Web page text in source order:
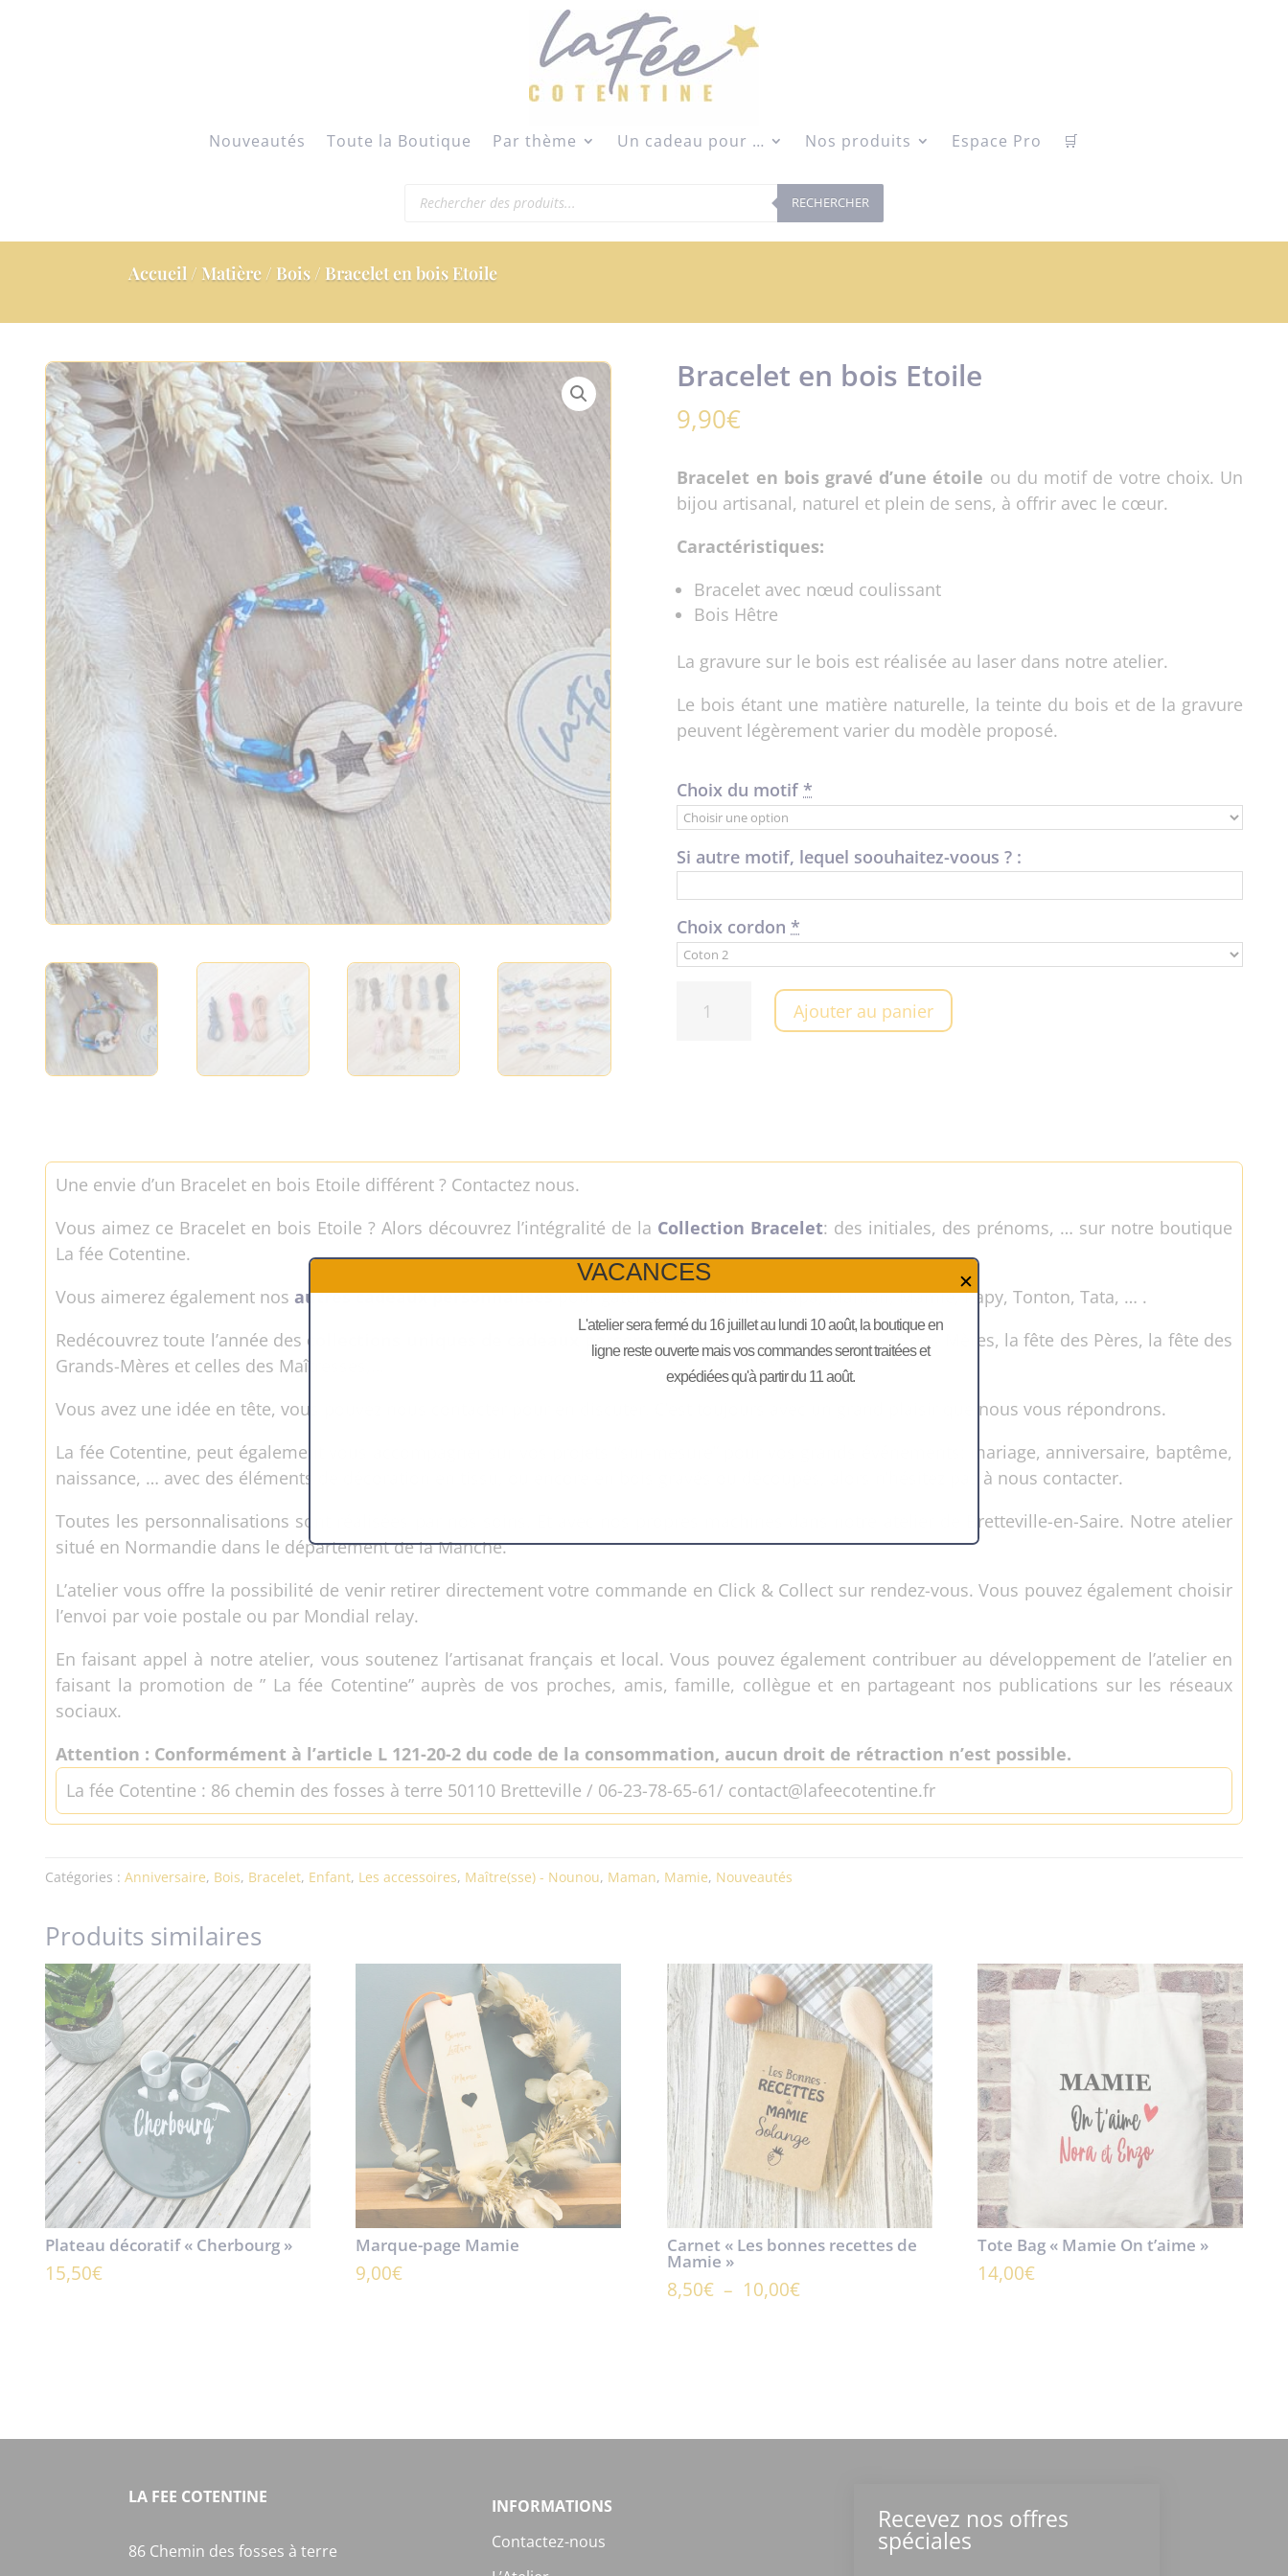
Nouveautés Toute la Boutique Par thème Un cadeau pour … Nos produits Espace Pro 🛒
de RECHERCHER
Accueil / Matière / Bois / Bracelet en bois Etoile
Bracelet en bois Etoile
9,90€
Bracelet en bois gravé d’une étoile ou du motif de votre choix. Un
bijou artisanal, naturel et plein de sens, à offrir avec le cœur.
Caractéristiques:
Bracelet avec nœud coulissant
Bois Hêtre
La gravure sur le bois est réalisée au laser dans notre atelier.
Le bois étant une matière naturelle, la teinte du bois et de la gravure
peuvent légèrement varier du modèle proposé.
Choix du motif *
Si autre motif, lequel soouhaitez-voous ? :
Choix cordon *
Ajouter au panier
Une envie d’un Bracelet en bois Etoile différent ? Contactez nous.
Vous aimez ce Bracelet en bois Etoile ? Alors découvrez l’intégralité de la Collection Bracelet: des initiales, des prénoms, … sur notre boutique
La fée Cotentine.
Vous aimerez également nos autres cadeaux personnaliséspour gâter toute la famille: Papa, Maman, Mamie, Papy, Tonton, Tata, … .
Redécouvrez toute l’année des collections uniques de cadeaux personnalisés
; comme Pâques, la fête des Mères, la fête des Pères, la fête des
Grands-Mères et celles des Maîtresses,…
Vous avez une idée en tête, vous pouvez nous contacter pour en discuter. C’est toujours avec un grand plaisir que nous vous répondrons.
La fée Cotentine, peut également vous accompagner sur vos projets “sur-mesure” pour vos grands événements: mariage, anniversaire, baptême,
naissance, … avec des éléments de décoration en tissu, ou encore en bois gravés ou découpés, alors n’hésitez pas à nous contacter.
Toutes les personnalisations sont réalisées par nos soins. Et avec nos propres machines dans notre atelier de Bretteville-en-Saire. Notre atelier
situé en Normandie dans le département de la Manche.
L’atelier vous offre la possibilité de venir retirer directement votre commande en Click & Collect sur rendez-vous. Vous pouvez également choisir
l’envoi par voie postale ou par Mondial relay.
En faisant appel à notre atelier, vous soutenez l’artisanat français et local. Vous pouvez également contribuer au développement de l’atelier en
faisant la promotion de ” La fée Cotentine” auprès de vos proches, amis, famille, collègue et en partageant nos publications sur les réseaux
sociaux.
Attention : Conformément à l’article L 121-20-2 du code de la consommation, aucun droit de rétraction n’est possible.
La fée Cotentine : 86 chemin des fosses à terre 50110 Bretteville / 06-23-78-65-61/ contact@lafeecotentine.fr
Catégories :Anniversaire, Bois, Bracelet, Enfant, Les accessoires, Maître(sse) - Nounou, Maman, Mamie, Nouveautés
Produits similaires
Plateau décoratif « Cherbourg »
15,50€
Marque-page Mamie
9,00€
Carnet « Les bonnes recettes de
Mamie »
8,50€ – 10,00€Plage
Tote Bag « Mamie On t’aime »
14,00€
LA FEE COTENTINE
86 Chemin des fosses à terre
INFORMATIONS
Contactez-nous
Recevez nos offres
spéciales
modal-check
VACANCES ✕
L'atelier sera fermé du 16 juillet au lundi 10 août, la boutique en
ligne reste ouverte mais vos commandes seront traitées et
expédiées qu'à partir du 11 août.